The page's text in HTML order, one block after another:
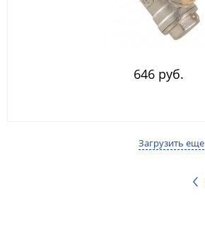
646 руб.
Загрузить еще